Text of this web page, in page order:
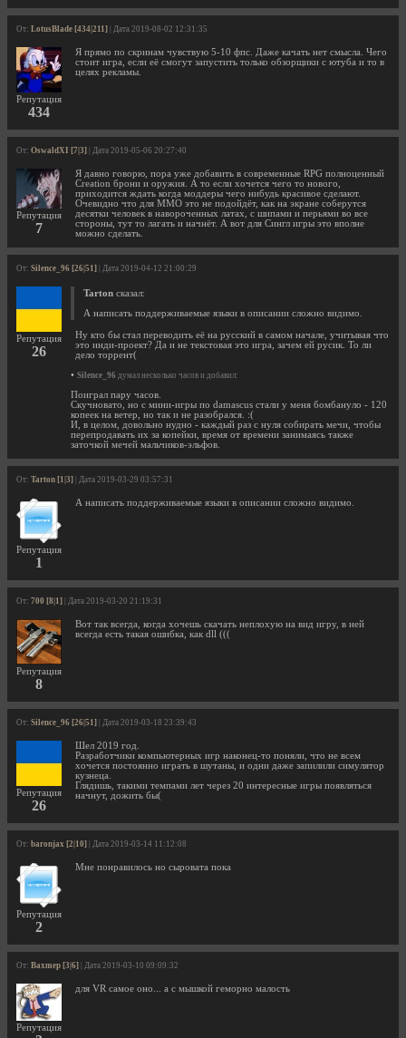
От: LotusBlade [434|211] | Дата 2019-08-02 12:31:35
Репутация
434
Я прямо по скринам чувствую 5-10 фпс. Даже качать нет смысла. Чего
стоит игра, если её смогут запустить только обзорщики с ютуба и то в
целях рекламы.
От: OswaldXI [7|3] | Дата 2019-05-06 20:27:40
Репутация
7
Я давно говорю, пора уже добавить в современные RPG полноценный
Creation брони и оружия. А то если хочется чего то нового,
приходится ждать когда моддеры чего нибудь красивое сделают.
Очевидно что для MMO это не подойдёт, как на экране соберутся
десятки человек в навороченных латах, с шипами и перьями во все
стороны, тут то лагать и начнёт. А вот для Сингл игры это вполне
можно сделать.
От: Silence_96 [26|51] | Дата 2019-04-12 21:00:29
Репутация
26
Tarton сказал:
А написать поддерживаемые языки в описании сложно видимо.
Ну кто бы стал переводить её на русский в самом начале, учитывая что
это инди-проект? Да и не текстовая это игра, зачем ей русик. То ли
дело торрент(
• Silence_96 думал несколько часов и добавил:
Поиграл пару часов.
Скучновато, но с мини-игры по damascus стали у меня бомбануло - 120
копеек на ветер, но так и не разобрался. :(
И, в целом, довольно нудно - каждый раз с нуля собирать мечи, чтобы
перепродавать их за копейки, время от времени занимаясь также
заточкой мечей мальчиков-эльфов.
От: Tarton [1|3] | Дата 2019-03-29 03:57:31
Репутация
1
А написать поддерживаемые языки в описании сложно видимо.
От: 700 [8|1] | Дата 2019-03-20 21:19:31
Репутация
8
Вот так всегда, когда хочешь скачать неплохую на вид игру, в ней
всегда есть такая ошибка, как dll (((
От: Silence_96 [26|51] | Дата 2019-03-18 23:39:43
Репутация
26
Шел 2019 год.
Разработчики компьютерных игр наконец-то поняли, что не всем
хочется постоянно играть в шутаны, и одни даже запилили симулятор
кузнеца.
Глядишь, такими темпами лет через 20 интересные игры появляться
начнут, дожить бы(
От: baronjax [2|10] | Дата 2019-03-14 11:12:08
Репутация
2
Мне понравилось но сыровата пока
От: Baxmep [3|6] | Дата 2019-03-10 09:09:32
Репутация
для VR самое оно... а с мышкой геморно малость